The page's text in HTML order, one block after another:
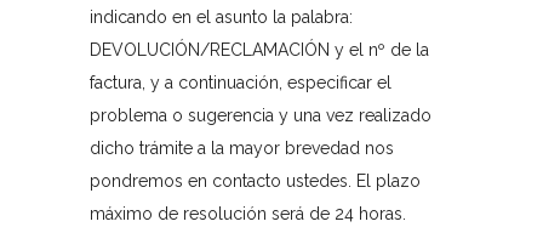
indicando en el asunto la palabra:
DEVOLUCIÓN/RECLAMACIÓN y el nº de la
factura, y a continuación, especificar el
problema o sugerencia y una vez realizado
dicho trámite a la mayor brevedad nos
pondremos en contacto ustedes. El plazo
máximo de resolución será de 24 horas.